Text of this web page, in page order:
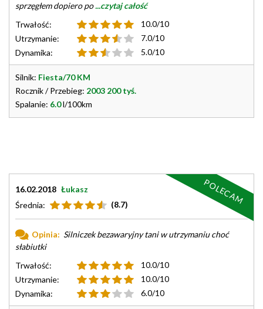
sprzęgłem dopiero po...czytaj całość
Trwałość:
10.0/10
Utrzymanie:
7.0/10
Dynamika:
5.0/10
Silnik: Fiesta/70 KM
Rocznik / Przebieg: 2003 200 tyś.
Spalanie: 6.0l/100km
16.02.2018 Łukasz
Średnia:
(8.7)
Opinia: Silniczek bezawaryjny tani w utrzymaniu choć
słabiutki
Trwałość:
10.0/10
Utrzymanie:
10.0/10
Dynamika:
6.0/10
POLECAM